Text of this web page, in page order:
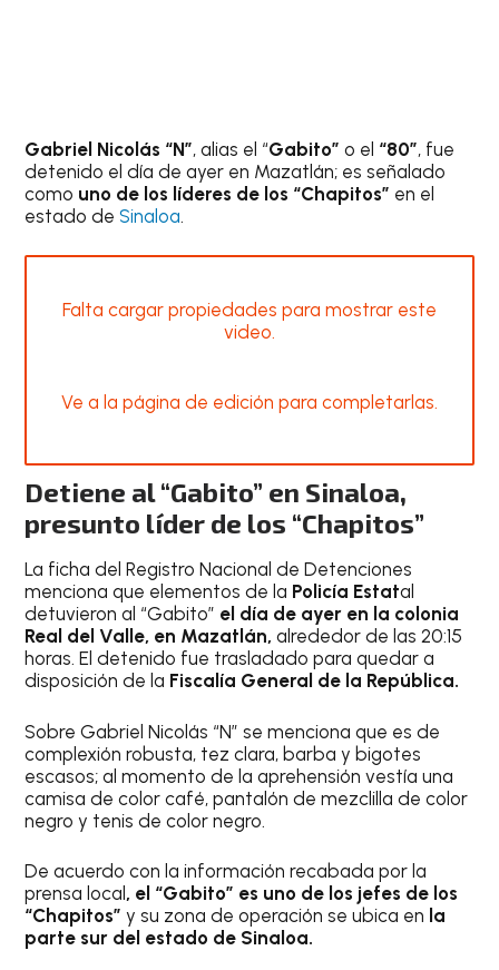
Gabriel Nicolás “N”, alias el “Gabito”o el “80”, fue
detenido el día de ayer en Mazatlán; es señalado
como uno de los líderes de los “Chapitos” en el
estado deSinaloa.
Falta cargar propiedades para mostrar este
video.
Ve a la página de edición para completarlas.
Detiene al “Gabito” en Sinaloa,
presunto líder de los “Chapitos”
La ficha del Registro Nacional de Detenciones
menciona que elementos de la Policía Estatal
detuvieron al “Gabito” el día de ayer en la colonia
Real del Valle, en Mazatlán, alrededor de las 20:15
horas. El detenido fue trasladado para quedar a
disposición de la Fiscalía General de la República.
Sobre Gabriel Nicolás “N” se menciona que es de
complexión robusta, tez clara, barba y bigotes
escasos; al momento de la aprehensión vestía una
camisa de color café, pantalón de mezclilla de color
negro y tenis de color negro.
De acuerdo con la información recabada por la
prensa local , el “Gabito” es uno de los jefes de los
“Chapitos”y su zona de operación se ubica en la
parte sur del estado de Sinaloa.